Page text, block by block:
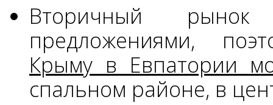
Вторичный рынок
предложениями,
Крыму в Евпатории
спальном районе, в